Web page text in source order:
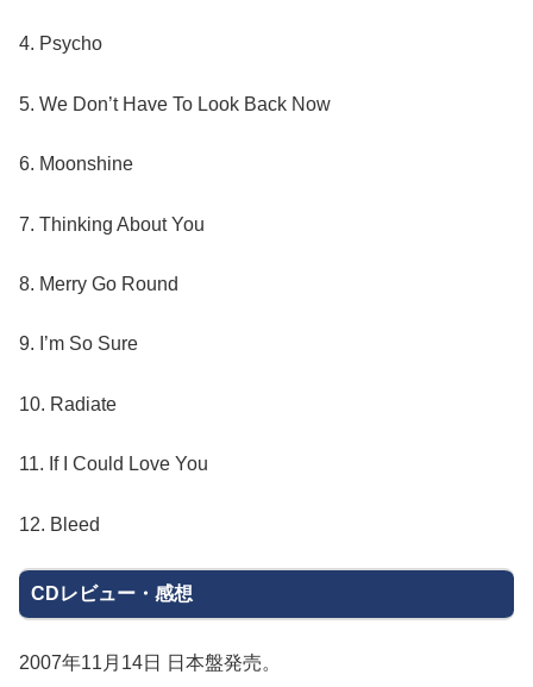
4. Psycho
5. We Don’t Have To Look Back Now
6. Moonshine
7. Thinking About You
8. Merry Go Round
9. I’m So Sure
10. Radiate
11. If I Could Love You
12. Bleed
CDレビュー・感想
2007年11月14日 日本盤発売。